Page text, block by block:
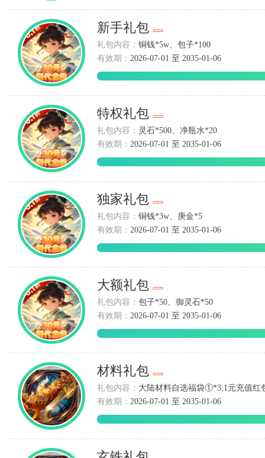
新手礼包
礼包内容： 铜钱*5w、包子*100
有效期： 2026-07-01 至 2035-01-06
特权礼包
礼包内容： 灵石*500、净瓶水*20
有效期： 2026-07-01 至 2035-01-06
独家礼包
礼包内容： 铜钱*3w、庚金*5
有效期： 2026-07-01 至 2035-01-06
大额礼包
礼包内容： 包子*50、御灵石*50
有效期： 2026-07-01 至 2035-01-06
材料礼包
礼包内容： 大陆材料自选福袋①*3;1元充值红
有效期： 2026-07-01 至 2035-01-06